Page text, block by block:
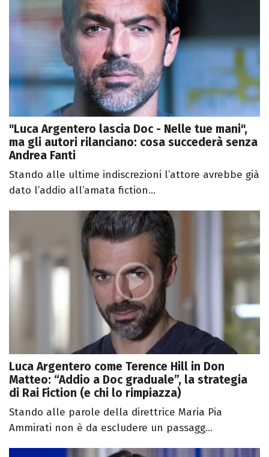
"Luca Argentero lascia Doc - Nelle tue mani",
ma gli autori rilanciano: cosa succederà senza
Andrea Fanti
Stando alle ultime indiscrezioni l’attore avrebbe già
dato l’addio all’amata fiction...
Luca Argentero come Terence Hill in Don
Matteo: “Addio a Doc graduale”, la strategia
di Rai Fiction (e chi lo rimpiazza)
Stando alle parole della direttrice Maria Pia
Ammirati non è da escludere un passagg...